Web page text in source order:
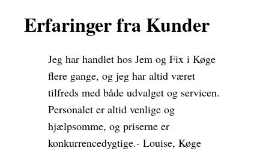
Erfaringer fra Kunder
Jeg har handlet hos Jem og Fix i Køge
flere gange, og jeg har altid været
tilfreds med både udvalget og servicen.
Personalet er altid venlige og
hjælpsomme, og priserne er
konkurrencedygtige.- Louise, Køge